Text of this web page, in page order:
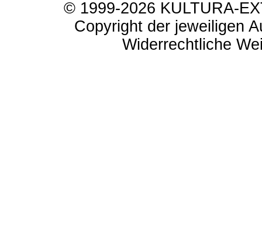
© 1999-2026 KULTURA-
Copyright der jeweiligen
Widerrechtliche